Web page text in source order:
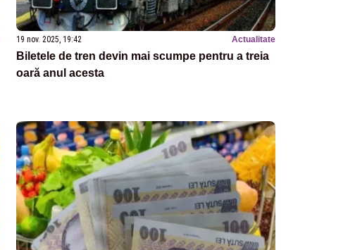
19 nov. 2025, 19:42 Actualitate
Biletele de tren devin mai scumpe pentru a treia
oară anul acesta